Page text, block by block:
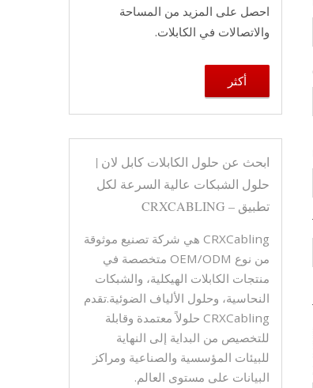
احصل على المزيد من المساحة
والاتصالات في الكابلات.
أكثر
ابحث عن حلول الكابلات كابل لان |
حلول الشبكات عالية السرعة لكل
تطبيق – CRXCABLING
CRXCabling هي شركة تصنيع موثوقة
من نوع OEM/ODM متخصصة في
منتجات الكابلات الهيكلية، والشبكات
النحاسية، وحلول الألياف الضوئية.تقدم
CRXCabling حلولاً معتمدة وقابلة
للتخصيص من البداية إلى النهاية
للبيئات المؤسسية والصناعية ومراكز
البيانات على مستوى العالم.